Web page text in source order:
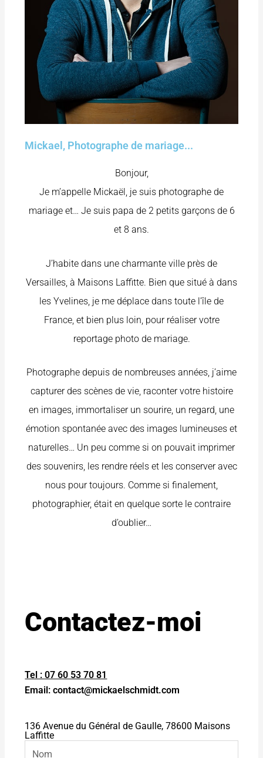
Mickael, Photographe de mariage...
Bonjour,
Je m’appelle Mickaël, je suis photographe de
mariage et… Je suis papa de 2 petits garçons de 6
et 8 ans.
J’habite dans une charmante ville près de
Versailles, à Maisons Laffitte. Bien que situé à dans
les Yvelines, je me déplace dans toute l’île de
France, et bien plus loin, pour réaliser votre
reportage photo de mariage.
Photographe depuis de nombreuses années, j’aime
capturer des scènes de vie, raconter votre histoire
en images, immortaliser un sourire, un regard, une
émotion spontanée avec des images lumineuses et
naturelles… Un peu comme si on pouvait imprimer
des souvenirs, les rendre réels et les conserver avec
nous pour toujours. Comme si finalement,
photographier, était en quelque sorte le contraire
d’oublier…
Contactez-moi
Tel : 07 60 53 70 81
Email: contact@mickaelschmidt.com
136 Avenue du Général de Gaulle, 78600 Maisons
Laffitte